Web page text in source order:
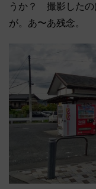
うか？ 撮影したの
が。あ〜あ残念。